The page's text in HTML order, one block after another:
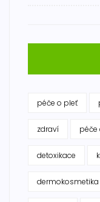
péče o pleť
zdraví péče
detoxikace
dermokosmetika